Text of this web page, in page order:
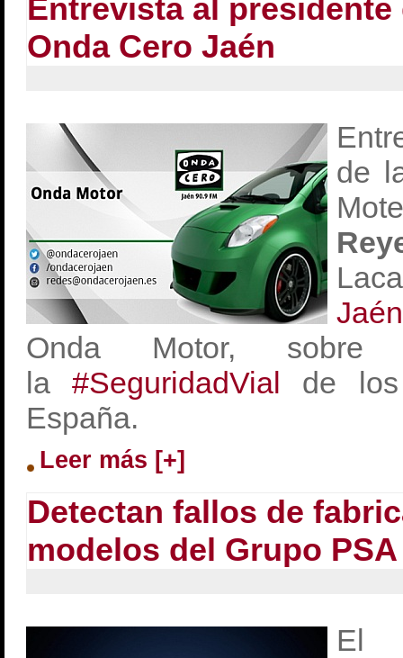
Entrevista al presidente
Onda Cero Jaén
de
Jaén
Onda Motor,
la#SeguridadVial de
España.
Leer más [+]
Detectan fallos de
modelos del Grupo PSA
El